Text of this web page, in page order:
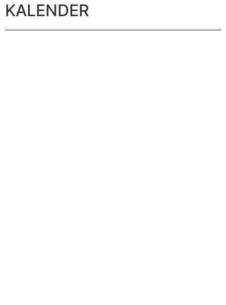
KALENDER